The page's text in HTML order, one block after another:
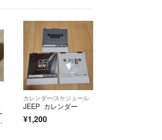
でびっくりするコメントがか
に、受け取っていないと嘘を
なことする人いません…この
ん。
カレンダー/スケジュール
JEEP カレンダー
¥1,200